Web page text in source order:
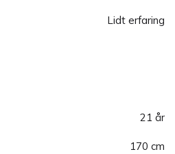
Lidt erfaring
21 år
170 cm